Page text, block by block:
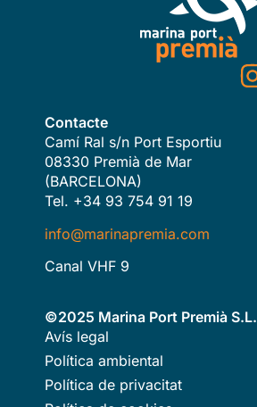
Contacte
Camí Ral s/n Port Esportiu
08330 Premià de Mar
(BARCELONA)
Tel. +34 93 754 91 19
info@marinapremia.com
Canal VHF 9
©2025 Marina Port Premià S.L.
Avís legal
Política ambiental
Política de privacitat